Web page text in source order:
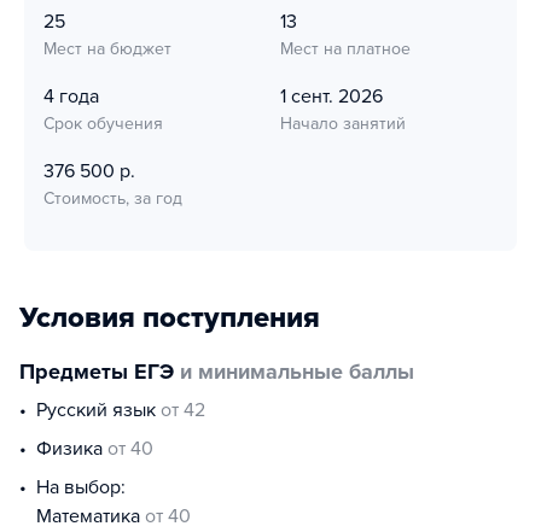
25
Мест на бюджет
13
Мест на платное
4 года
Срок обучения
1 сент. 2026
Начало занятий
376 500 р.
Стоимость, за год
Условия поступления
Предметы ЕГЭ и минимальные баллы
русский язык от 42
физика от 40
На выбор:
математика от 40